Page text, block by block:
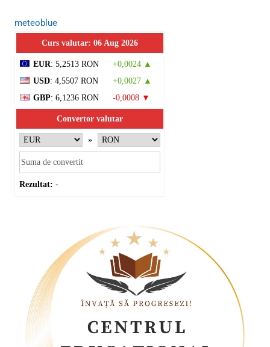
meteoblue
Curs valutar: 06 Aug 2026
EUR: 5,2513 RON
+0,0024 ▲
USD: 4,5507 RON
+0,0027 ▲
GBP: 6,1236 RON -0,0008 ▼
Convertor valutar
»
Rezultat: -